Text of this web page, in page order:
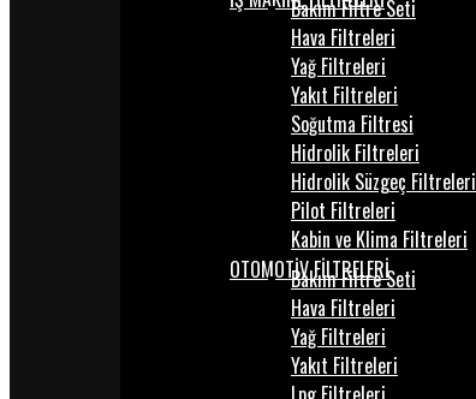
Bakım Filtre Seti
Hava Filtreleri
Yağ Filtreleri
Yakıt Filtreleri
Soğutma Filtresi
Hidrolik Filtreleri
Hidrolik Süzgeç Filtreleri
Pilot Filtreleri
Kabin ve Klima Filtreleri
OTOMOTİV FİLTRELERİ
Bakım Filtre Seti
Hava Filtreleri
Yağ Filtreleri
Yakıt Filtreleri